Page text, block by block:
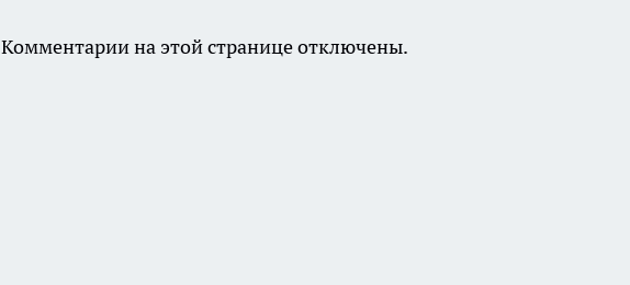
Комментарии на этой странице отключены.